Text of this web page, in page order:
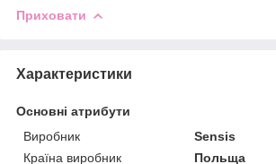
Приховати
Характеристики
Основні атрибути
Виробник
Sensis
Країна виробник
Польща